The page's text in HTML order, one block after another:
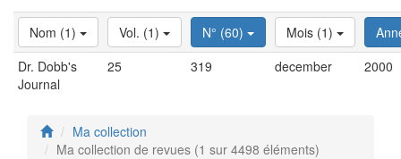
Nom (1) Vol. (1) N° (60) Mois (1)
Dr. Dobb's
Journal
25 319 december 2000
Ma collection
Ma collection de revues (1 sur 4498 éléments)